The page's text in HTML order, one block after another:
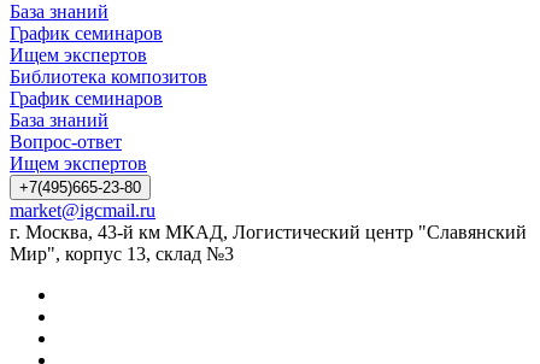
База знаний
График семинаров
Ищем экспертов
Библиотека композитов
График семинаров
База знаний
Вопрос-ответ
Ищем экспертов
+7(495)665-23-80
market@igcmail.ru
г. Москва, 43-й км МКАД, Логистический центр "Славянский
Мир", корпус 13, склад №3